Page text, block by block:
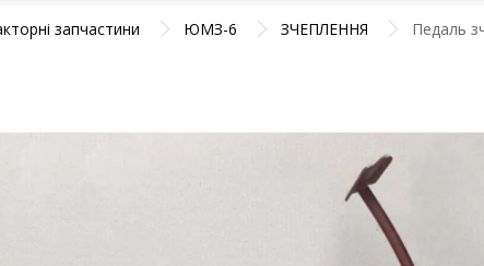
запчастини ЮМЗ-6 ЗЧЕПЛЕННЯ Педаль